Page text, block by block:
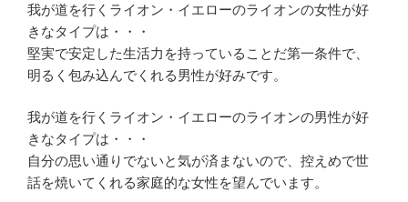
我が道を行くライオン・イエローのライオンの女性が好
きなタイプは・・・
堅実で安定した生活力を持っていることだ第一条件で、
明るく包み込んでくれる男性が好みです。
我が道を行くライオン・イエローのライオンの男性が好
きなタイプは・・・
自分の思い通りでないと気が済まないので、控えめで世
話を焼いてくれる家庭的な女性を望んでいます。